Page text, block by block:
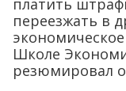
платить
переезжать в
Школе
резюмировал